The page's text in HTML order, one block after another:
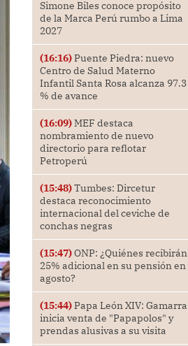
Simone Biles conoce propósito
de la Marca Perú rumbo a Lima
2027
(16:16)Puente Piedra: nuevo
Centro de Salud Materno
Infantil Santa Rosa alcanza 97.3
% de avance
(16:09)MEF destaca
nombramiento de nuevo
directorio para reflotar
Petroperú
(15:48)Tumbes: Dircetur
destaca reconocimiento
internacional del ceviche de
conchas negras
(15:47)ONP: ¿Quiénes recibirán
25% adicional en su pensión en
agosto?
(15:44)Papa León XIV: Gamarra
inicia venta de "Papapolos" y
prendas alusivas a su visita